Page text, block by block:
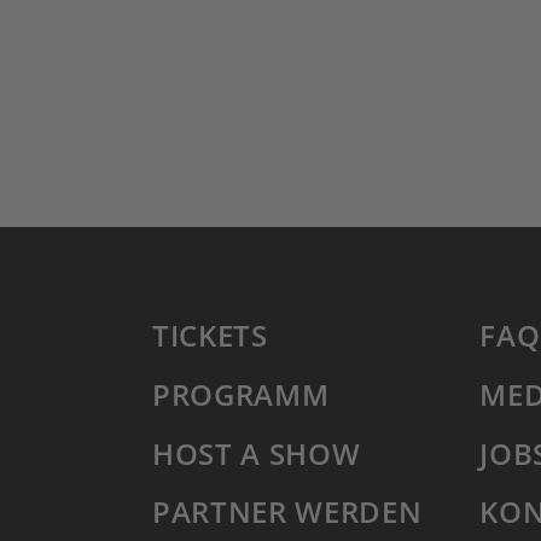
TICKETS
PROGRAMM
HOST A SHOW
PARTNER WERDEN
FAQ